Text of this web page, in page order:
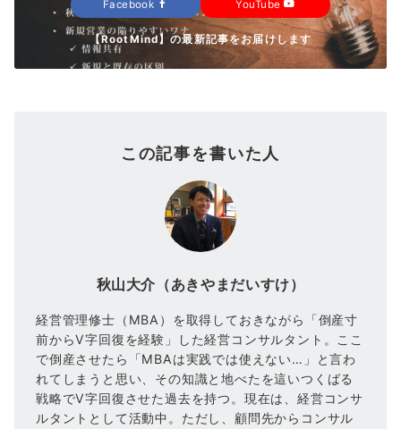
Facebook YouTube
【RootMind】の最新記事をお届けします
この記事を書いた人
秋山大介（あきやまだいすけ）
経営管理修士（MBA）を取得しておきながら「倒産寸
前からV字回復を経験」した経営コンサルタント。ここ
で倒産させたら「MBAは実践では使えない…」と言わ
れてしまうと思い、その知識と地べたを這いつくばる
戦略でV字回復させた過去を持つ。現在は、経営コンサ
ルタントとして活動中。ただし、顧問先からコンサル